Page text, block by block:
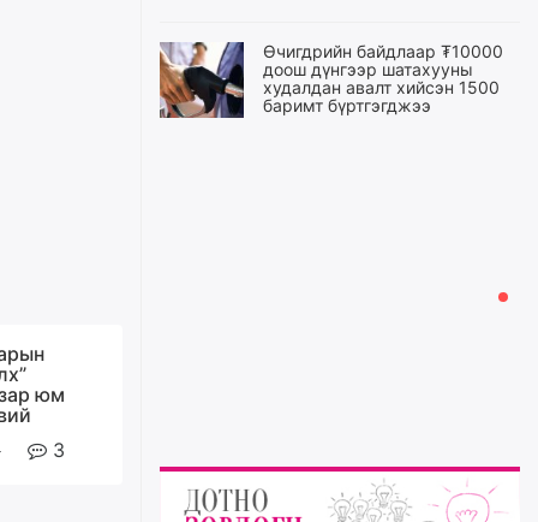
юм
3
Өчигдрийн байдлаар ₮10000
доош дүнгээр шатахууны
худалдан авалт хийсэн 1500
баримт бүртгэгджээ